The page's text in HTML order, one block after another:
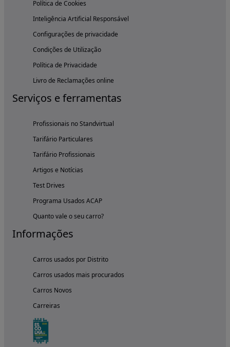
Política de Cookies
Inteligência Artificial Responsável
Configurações de privacidade
Condições de Utilização
Política de Privacidade
Livro de Reclamações online
Serviços e ferramentas
Profissionais no Standvirtual
Tarifário Particulares
Tarifário Profissionais
Artigos e Notícias
Test Drives
Programa Usados ACAP
Quanto vale o seu carro?
Informações
Carros usados por Distrito
Carros usados mais procurados
Carros Novos
Carreiras